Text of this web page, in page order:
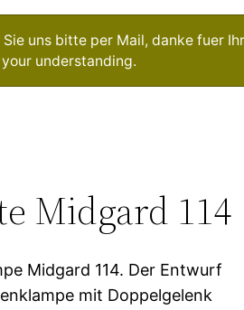
uns bitte per Mail, danke fuer
understanding.
Midgard 114
Midgard 114. Der Entwurf
mit Doppelgelenk